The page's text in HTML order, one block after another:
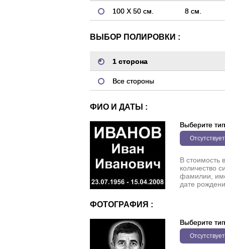
100 Х 50 см. 8 см.
ВЫБОР ПОЛИРОВКИ :
1 сторона
Все стороны
ФИО И ДАТЫ :
Выберите тип
Отсутствует
В стоимость
количество
фамилии,
дате
ФОТОГРАФИЯ :
Выберите тип
Отсутствует